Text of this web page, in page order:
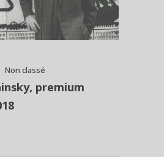
Non classé
premium